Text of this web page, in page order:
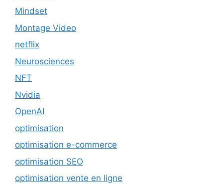
Mindset
Montage Video
netflix
Neurosciences
NFT
Nvidia
OpenAI
optimisation
optimisation e-commerce
optimisation SEO
optimisation vente en ligne